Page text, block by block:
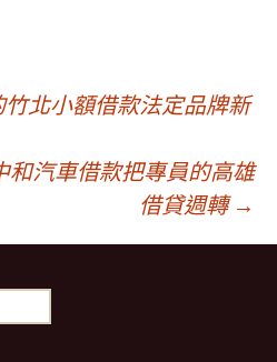
北小額借款法定品牌新
和汽車借款把專員的高雄
借貸週轉 →